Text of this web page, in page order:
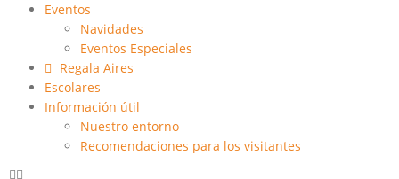
Eventos
Navidades
Eventos Especiales
Regala Aires
Escolares
Información útil
Nuestro entorno
Recomendaciones para los visitantes